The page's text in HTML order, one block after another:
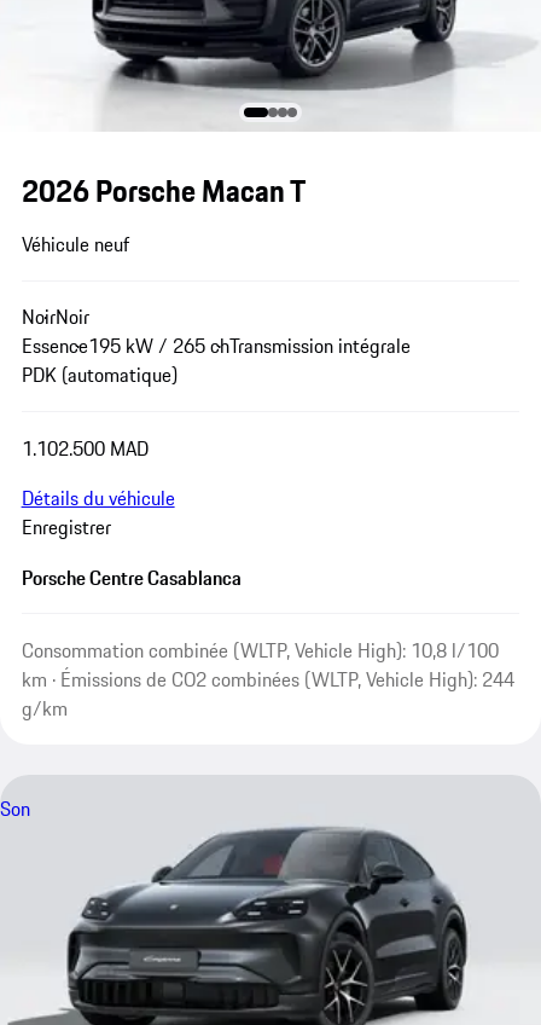
2026 Porsche Macan T
Véhicule neuf
NoirNoir
Essence195 kW / 265 chTransmission intégrale
PDK (automatique)
1.102.500 MAD
Détails du véhicule
Enregistrer
Porsche Centre Casablanca
Consommation combinée (WLTP, Vehicle High): 10,8 l/100
km · Émissions de CO2 combinées (WLTP, Vehicle High): 244
g/km
Son